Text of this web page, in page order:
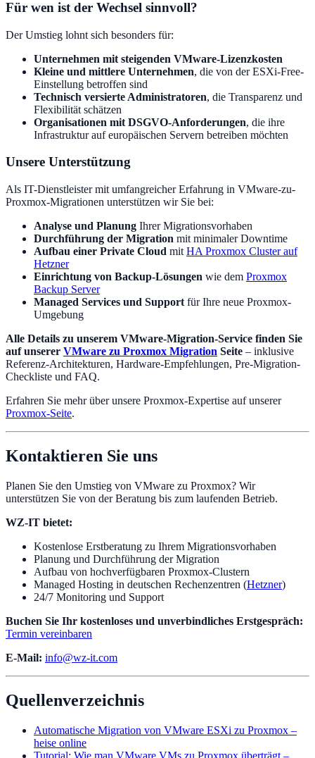
Für wen ist der Wechsel sinnvoll?
Der Umstieg lohnt sich besonders für:
Unternehmen mit steigenden VMware-Lizenzkosten
Kleine und mittlere Unternehmen, die von der ESXi-Free-
Einstellung betroffen sind
Technisch versierte Administratoren, die Transparenz und
Flexibilität schätzen
Organisationen mit DSGVO-Anforderungen, die ihre
Infrastruktur auf europäischen Servern betreiben möchten
Unsere Unterstützung
Als IT-Dienstleister mit umfangreicher Erfahrung in VMware-zu-
Proxmox-Migrationen unterstützen wir Sie bei:
Analyse und Planung Ihrer Migrationsvorhaben
Durchführung der Migration mit minimaler Downtime
Aufbau einer Private Cloud mit HA Proxmox Cluster auf
Hetzner
Einrichtung von Backup-Lösungen wie dem Proxmox
Backup Server
Managed Services und Support für Ihre neue Proxmox-
Umgebung
Alle Details zu unserem VMware-Migration-Service finden Sie
auf unserer VMware zu Proxmox Migration Seite – inklusive
Referenz-Architekturen, Hardware-Empfehlungen, Pre-Migration-
Checkliste und FAQ.
Erfahren Sie mehr über unsere Proxmox-Expertise auf unserer
Proxmox-Seite.
Kontaktieren Sie uns
Planen Sie den Umstieg von VMware zu Proxmox? Wir
unterstützen Sie von der Beratung bis zum laufenden Betrieb.
WZ-IT bietet:
Kostenlose Erstberatung zu Ihrem Migrationsvorhaben
Planung und Durchführung der Migration
Aufbau von hochverfügbaren Proxmox-Clustern
Managed Hosting in deutschen Rechenzentren (Hetzner)
24/7 Monitoring und Support
Buchen Sie Ihr kostenloses und unverbindliches Erstgespräch:
Termin vereinbaren
E-Mail: info@wz-it.com
Quellenverzeichnis
Automatische Migration von VMware ESXi zu Proxmox –
heise online
Tutorial: Wie man VMware VMs zu Proxmox überträgt –